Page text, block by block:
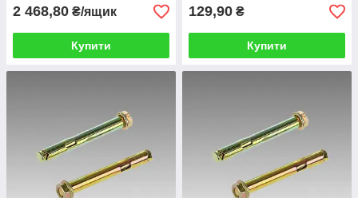
2 468,80 ₴/ящик
Купити
129,90 ₴
Купити